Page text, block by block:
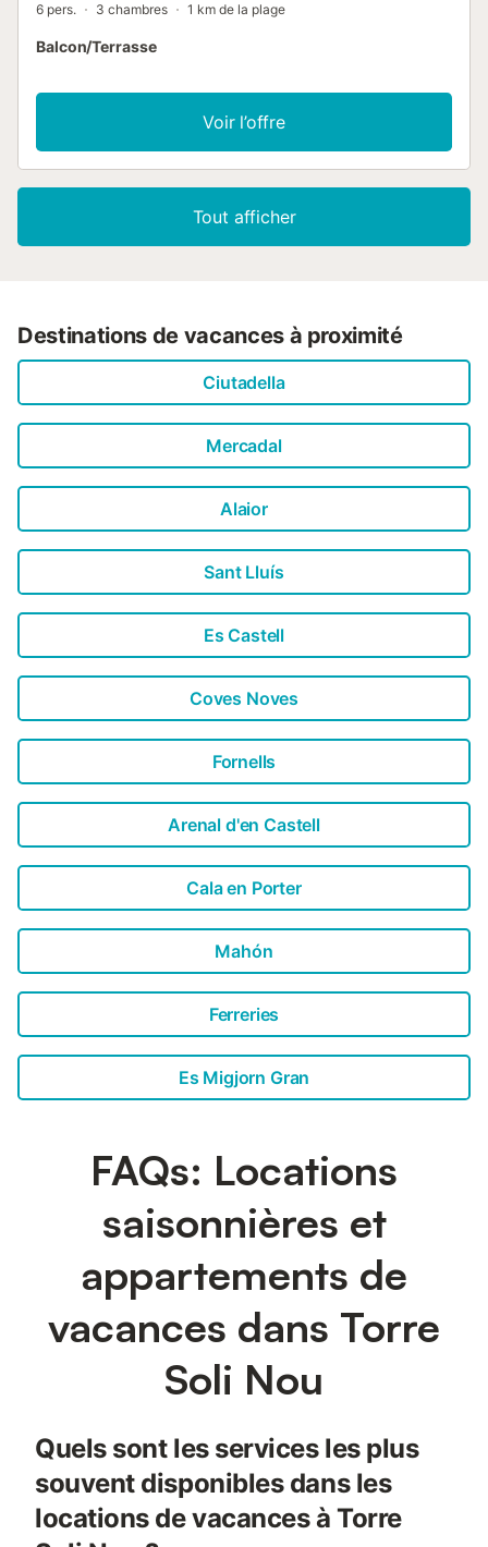
6 pers. 3 chambres 1 km de la plage
Balcon/Terrasse
Voir l’offre
Tout afficher
Destinations de vacances à proximité
Ciutadella
Mercadal
Alaior
Sant Lluís
Es Castell
Coves Noves
Fornells
Arenal d'en Castell
Cala en Porter
Mahón
Ferreries
Es Migjorn Gran
FAQs: Locations
saisonnières et
appartements de
vacances dans Torre
Soli Nou
Quels sont les services les plus
souvent disponibles dans les
locations de vacances à Torre